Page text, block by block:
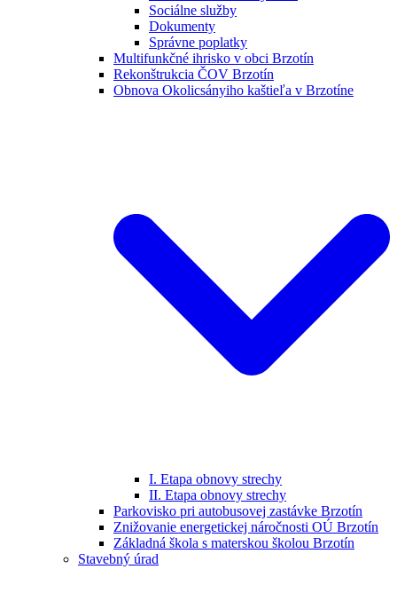
Sociálne služby
Dokumenty
Správne poplatky
Multifunkčné ihrisko v obci Brzotín
Rekonštrukcia ČOV Brzotín
Obnova Okolicsányiho kaštieľa v Brzotíne
I. Etapa obnovy strechy
II. Etapa obnovy strechy
Parkovisko pri autobusovej zastávke Brzotín
Znižovanie energetickej náročnosti OÚ Brzotín
Základná škola s materskou školou Brzotín
Stavebný úrad